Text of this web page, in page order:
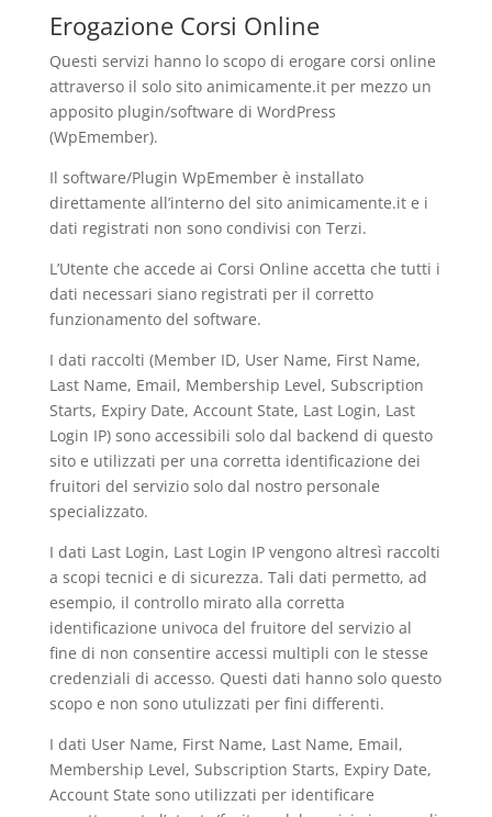
Erogazione Corsi Online
Questi servizi hanno lo scopo di erogare corsi online
attraverso il solo sito animicamente.it per mezzo un
apposito plugin/software di WordPress
(WpEmember).
Il software/Plugin WpEmember è installato
direttamente all’interno del sito animicamente.it e i
dati registrati non sono condivisi con Terzi.
L’Utente che accede ai Corsi Online accetta che tutti i
dati necessari siano registrati per il corretto
funzionamento del software.
I dati raccolti (Member ID, User Name, First Name,
Last Name, Email, Membership Level, Subscription
Starts, Expiry Date, Account State, Last Login, Last
Login IP) sono accessibili solo dal backend di questo
sito e utilizzati per una corretta identificazione dei
fruitori del servizio solo dal nostro personale
specializzato.
I dati Last Login, Last Login IP vengono altresì raccolti
a scopi tecnici e di sicurezza. Tali dati permetto, ad
esempio, il controllo mirato alla corretta
identificazione univoca del fruitore del servizio al
fine di non consentire accessi multipli con le stesse
credenziali di accesso. Questi dati hanno solo questo
scopo e non sono utulizzati per fini differenti.
I dati User Name, First Name, Last Name, Email,
Membership Level, Subscription Starts, Expiry Date,
Account State sono utilizzati per identificare